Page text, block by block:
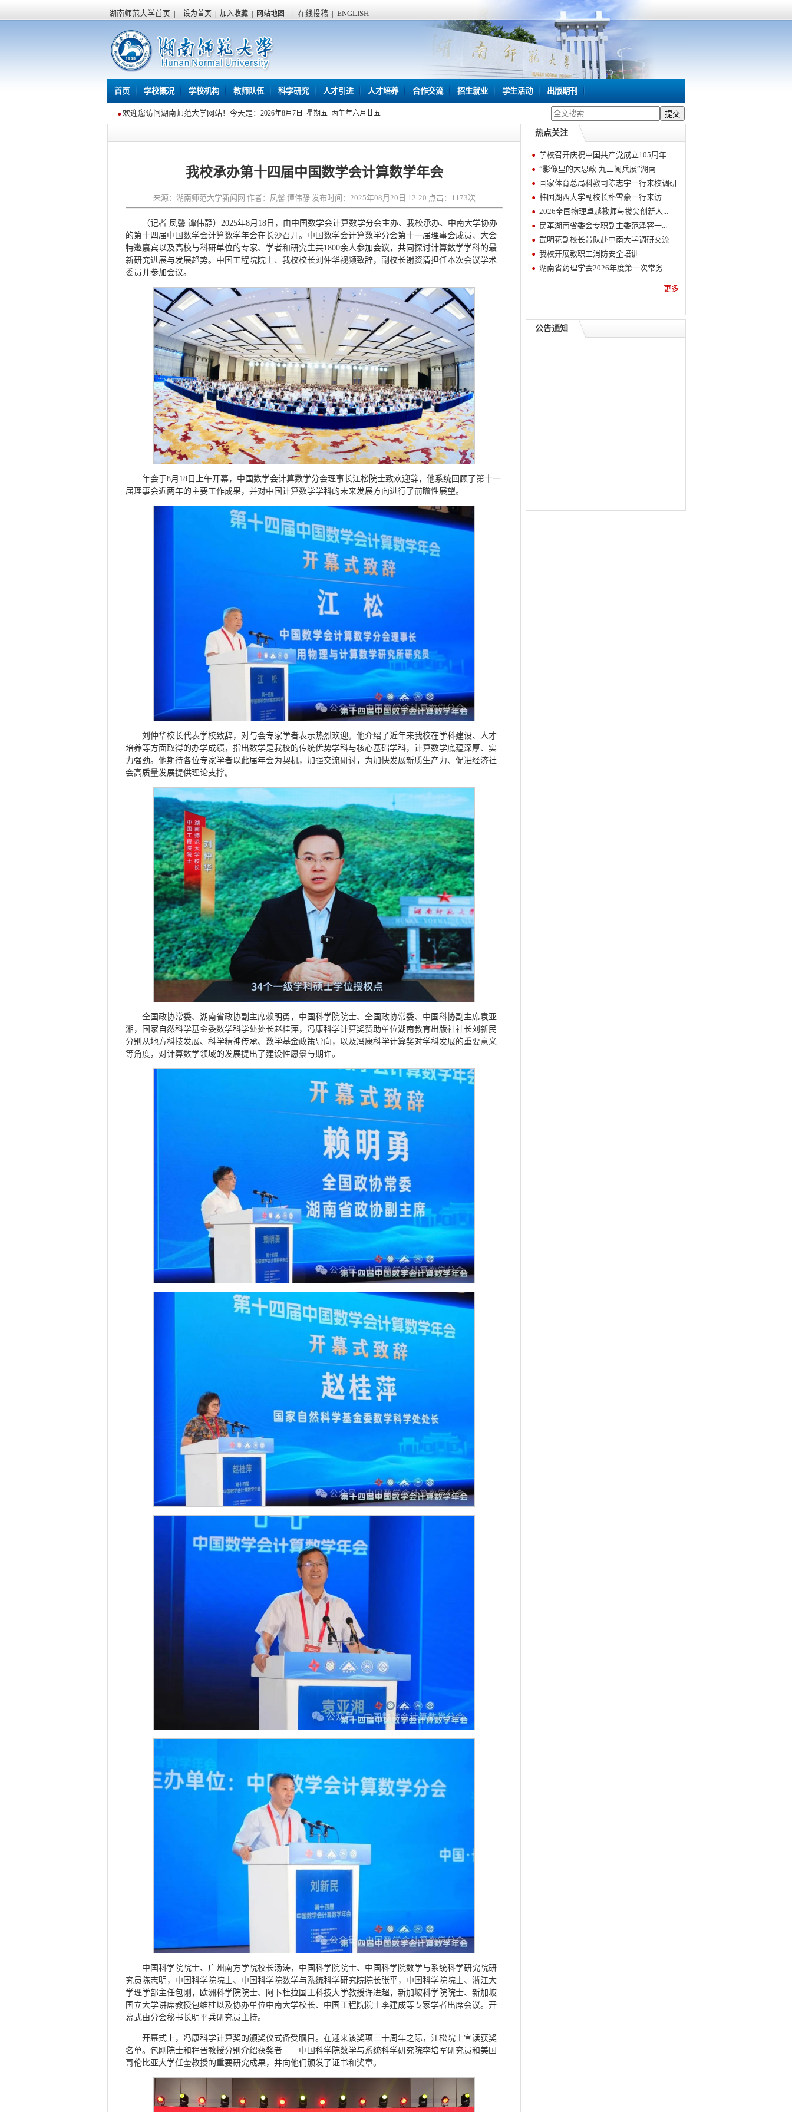
湖南师范大学首页 | 设为首页 加入收藏 网站地图 | 在线投稿 | ENGLISH
首页 学校概况 学校机构 教师队伍 科学研究 人才引进 人才培养 合作交流 招生就业 学生活动 出版期刊
欢迎您访问湖南师范大学网站！今天是： 2026年8月7日 星期五 丙午年六月廿五
我校承办第十四届中国数学会计算数学年会
来源：湖南师范大学新闻网 作者：凤馨 谭伟静 发布时间：2025年08月20日 12:20 点击： 1173次
（记者 凤馨 谭伟静）2025年8月18日，由中国数学会计算数学分会主办、我校承办、中南大学协办
的第十四届中国数学会计算数学年会在长沙召开。中国数学会计算数学分会第十一届理事会成员、大会
特邀嘉宾以及高校与科研单位的专家、学者和研究生共1800余人参加会议，共同探讨计算数学学科的最
新研究进展与发展趋势。中国工程院院士、我校校长刘仲华视频致辞，副校长谢资清担任本次会议学术
委员并参加会议。
年会于8月18日上午开幕，中国数学会计算数学分会理事长江松院士致欢迎辞，他系统回顾了第十一
届理事会近两年的主要工作成果，并对中国计算数学学科的未来发展方向进行了前瞻性展望。
刘仲华校长代表学校致辞，对与会专家学者表示热烈欢迎。他介绍了近年来我校在学科建设、人才
培养等方面取得的办学成绩，指出数学是我校的传统优势学科与核心基础学科，计算数学底蕴深厚、实
力强劲。他期待各位专家学者以此届年会为契机，加强交流研讨，为加快发展新质生产力、促进经济社
会高质量发展提供理论支撑。
全国政协常委、湖南省政协副主席赖明勇，中国科学院院士、全国政协常委、中国科协副主席袁亚
湘，国家自然科学基金委数学科学处处长赵桂萍，冯康科学计算奖赞助单位湖南教育出版社社长刘新民
分别从地方科技发展、科学精神传承、数学基金政策导向，以及冯康科学计算奖对学科发展的重要意义
等角度，对计算数学领域的发展提出了建设性愿景与期许。
中国科学院院士、广州南方学院校长汤涛，中国科学院院士、中国科学院数学与系统科学研究院研
究员陈志明，中国科学院院士、中国科学院数学与系统科学研究院院长张平，中国科学院院士、浙江大
学理学部主任包刚，欧洲科学院院士、阿卜杜拉国王科技大学教授许进超，新加坡科学院院士、新加坡
国立大学讲席教授包维柱以及协办单位中南大学校长、中国工程院院士李建成等专家学者出席会议。开
幕式由分会秘书长明平兵研究员主持。
开幕式上，冯康科学计算奖的颁奖仪式备受瞩目。在迎来该奖项三十周年之际，江松院士宣读获奖
名单。包刚院士和程晋教授分别介绍获奖者——中国科学院数学与系统科学研究院李培军研究员和美国
哥伦比亚大学任奎教授的重要研究成果，并向他们颁发了证书和奖章。
热点关注
学校召开庆祝中国共产党成立105周年...
“影像里的大思政·九三阅兵展”湖南...
国家体育总局科教司陈志宇一行来校调研
韩国湖西大学副校长朴雪豪一行来访
2026全国物理卓越教师与拔尖创新人...
民革湖南省委会专职副主委范泽容一...
武明花副校长带队赴中南大学调研交流
我校开展教职工消防安全培训
湖南省药理学会2026年度第一次常务...
更多...
公告通知